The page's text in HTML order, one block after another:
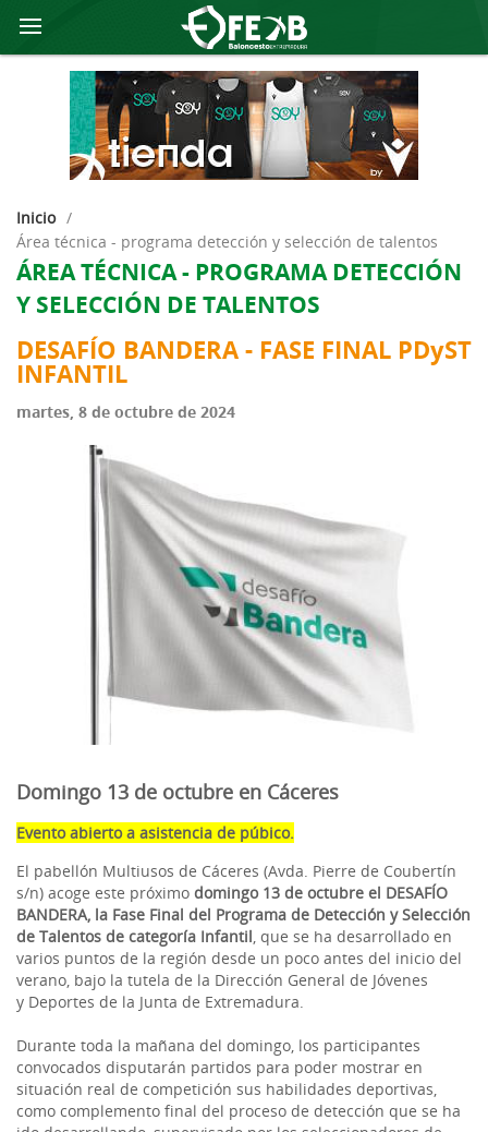
Inicio /
área técnica - programa detección y selección de talentos
ÁREA TÉCNICA - PROGRAMA DETECCIÓN
Y SELECCIÓN DE TALENTOS
DESAFÍO BANDERA - FASE FINAL PDyST
INFANTIL
martes, 8 de octubre de 2024
Domingo 13 de octubre en Cáceres
Evento abierto a asistencia de púbico.
El pabellón Multiusos de Cáceres (Avda. Pierre de Coubertín
s/n) acoge este próximo domingo 13 de octubre el DESAFÍO
BANDERA, la Fase Final del Programa de Detección y Selección
de Talentos de categoría Infantil, que se ha desarrollado en
varios puntos de la región desde un poco antes del inicio del
verano, bajo la tutela de la Dirección General de Jóvenes
y Deportes de la Junta de Extremadura.
Durante toda la mañana del domingo, los participantes
convocados disputarán partidos para poder mostrar en
situación real de competición sus habilidades deportivas,
como complemento final del proceso de detección que se ha